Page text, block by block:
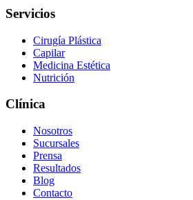
Servicios
Cirugía Plástica
Capilar
Medicina Estética
Nutrición
Clínica
Nosotros
Sucursales
Prensa
Resultados
Blog
Contacto